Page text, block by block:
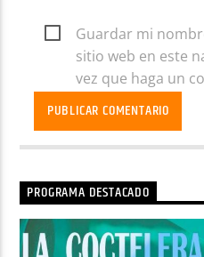
Guardar mi
sitio web en este
vez que haga un
PROGRAMA DESTACADO